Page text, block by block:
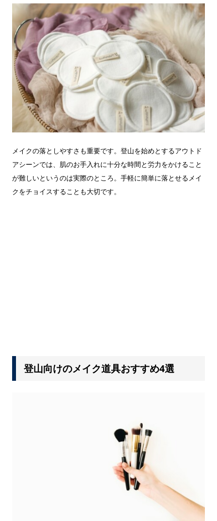
メイクの落としやすさも重要です。登山を始めとするアウトド
アシーンでは、肌のお手入れに十分な時間と労力をかけること
が難しいというのは実際のところ。手軽に簡単に落とせるメイ
クをチョイスすることも大切です。
登山向けのメイク道具おすすめ4選